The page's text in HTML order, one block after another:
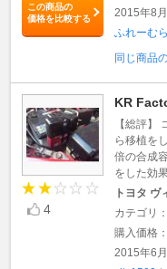
この商品の
価格を比較する
2015年8
ふれーむ
同じ商品
4
KR
【総評】
ら移植を
倍の合成
をした効
トヨタ ヴ
カテゴリ
購入価格
2015年6